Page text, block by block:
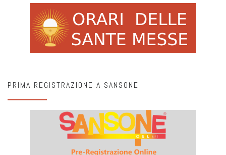
PRIMA REGISTRAZIONE A SANSONE